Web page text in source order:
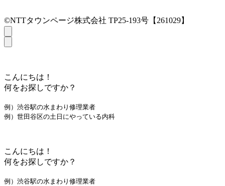
©NTTタウンページ株式会社 TP25-193号【261029】
こんにちは！
何をお探しですか？
例）渋谷駅の水まわり修理業者
例）世田谷区の土日にやっている内科
こんにちは！
何をお探しですか？
例）渋谷駅の水まわり修理業者